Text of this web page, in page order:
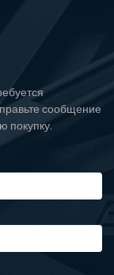
сообщение
покупку.